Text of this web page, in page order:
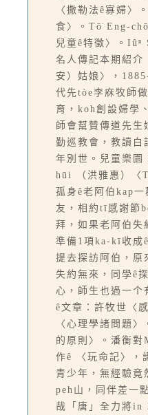
〈撒勒法ê寡婦〉
食〉。Tō͘ Eng-
兒童ê特徵〉。
名人傳記本期紹
安）姑娘〉，
代先tòe李庥牧師
育，koh創設婦學
師會幫贊傳道先生
勤巡教會，教讀白
年別世。兒童樂
hūi （洪雅惠）〈
孤身ê老阿伯kap一
友，相約tī感謝節
拜，如果老阿伯失
準備1項ka-kī收成
提去探訪阿伯，原
失約無來，同學ê
心，師生也過一个
ê文章：許牧世〈
〈心理學諸問題
的原則〉。潘衡
作ê 〈玩命記〉，
青少年，無經驗
peh山，同伴差一
哉「唐」全力將in